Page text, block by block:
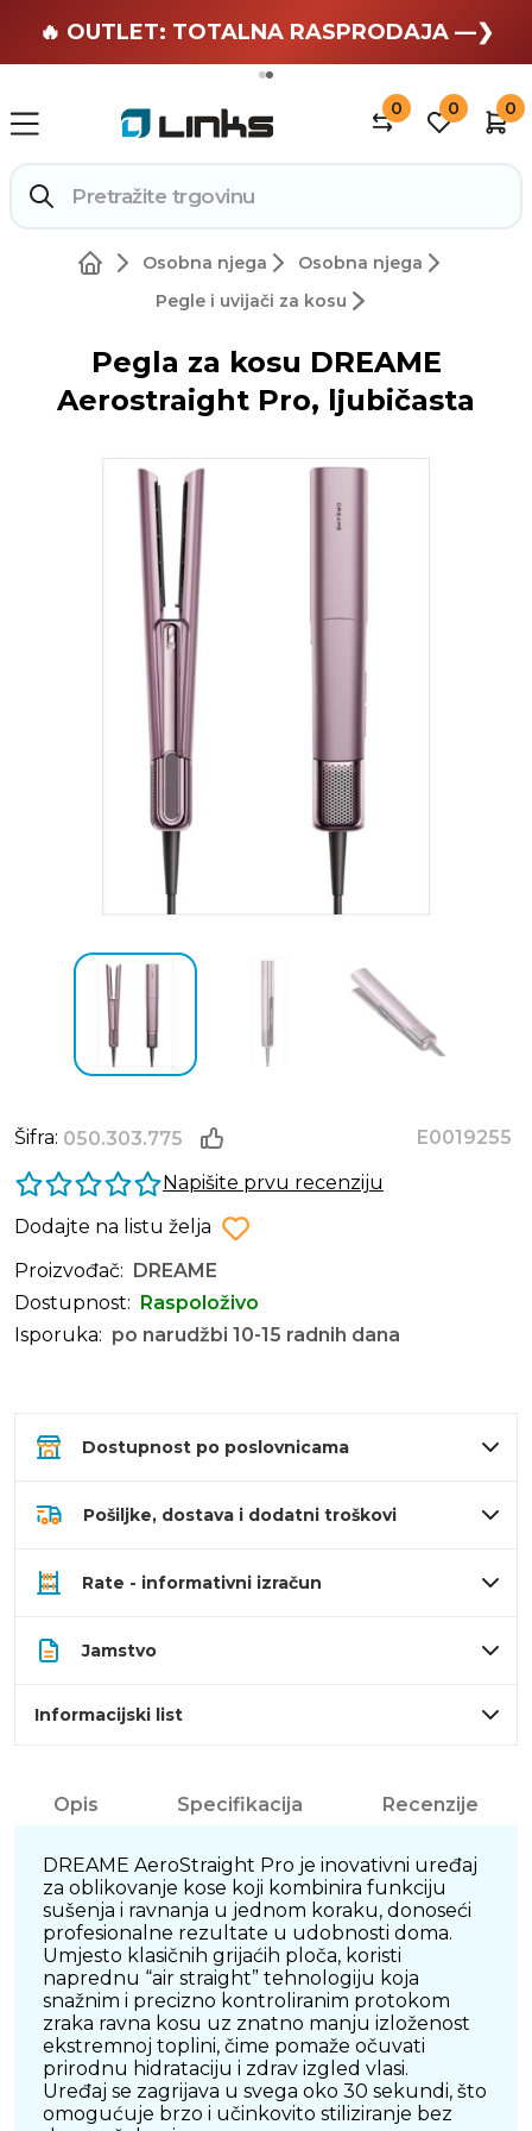
🏄 Zaslužuješ odmor —❯
🔥 OUTLET: TOTALNA RASPRODAJA —❯
0 0 0
Osobna njega
Osobna njega
Pegle i uvijači za kosu
Pegla za kosu DREAME
Aerostraight Pro, ljubičasta
Šifra: 050.303.775
E0019255
Napišite prvu recenziju
Dodajte na listu želja
Proizvođač:
DREAME
Dostupnost:
Raspoloživo
Isporuka: po narudžbi 10-15 radnih dana
Dostupnost po poslovnicama
Pošiljke, dostava i dodatni troškovi
Rate - informativni izračun
Jamstvo
Informacijski list
Opis Specifikacija Recenzije
DREAME AeroStraight Pro je inovativni uređaj
za oblikovanje kose koji kombinira funkciju
sušenja i ravnanja u jednom koraku, donoseći
profesionalne rezultate u udobnosti doma.
Umjesto klasičnih grijaćih ploča, koristi
naprednu “air straight” tehnologiju koja
snažnim i precizno kontroliranim protokom
zraka ravna kosu uz znatno manju izloženost
ekstremnoj toplini, čime pomaže očuvati
prirodnu hidrataciju i zdrav izgled vlasi.
Uređaj se zagrijava u svega oko 30 sekundi, što
omogućuje brzo i učinkovito stiliziranje bez